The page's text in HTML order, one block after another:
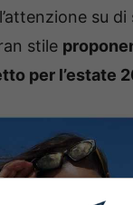
su di
stile
per l’estate